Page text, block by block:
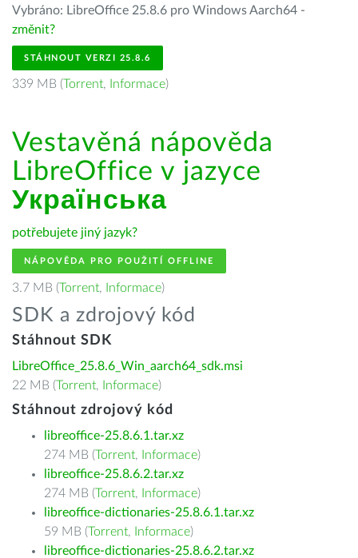
Vybráno: LibreOffice 25.8.6 pro Windows Aarch64 -
změnit?
STÁHNOUT VERZI 25.8.6
339 MB (Torrent, Informace)
Vestavěná nápověda
LibreOffice v jazyce
Українська
potřebujete jiný jazyk?
NÁPOVĚDA PRO POUŽITÍ OFFLINE
3.7 MB (Torrent, Informace)
SDK a zdrojový kód
Stáhnout SDK
LibreOffice_25.8.6_Win_aarch64_sdk.msi
22 MB (Torrent, Informace)
Stáhnout zdrojový kód
libreoffice-25.8.6.1.tar.xz
274 MB (Torrent, Informace)
libreoffice-25.8.6.2.tar.xz
274 MB (Torrent, Informace)
libreoffice-dictionaries-25.8.6.1.tar.xz
59 MB (Torrent, Informace)
libreoffice-dictionaries-25.8.6.2.tar.xz